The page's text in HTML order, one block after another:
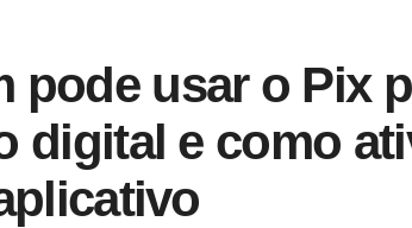
pode usar o Pix
digital e como